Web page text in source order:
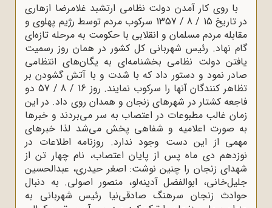
با روی کار آمدن دولت نظامی ارتشبد غلامرضا ازهاری
در تاریخ 15 / 8 / 1357 سرکوب مردم توسط رژیم پهلوی و
مقابله مردم مسلمان و انقلابی با حکومت به مرحله تازه‌ای
گام نهاد. رئیس شهربانی کل کشور در همان روز رسمیت
یافتن دولت نظامی بخشنامه‌ای به یگان‌های انتظامی
صادر نمود و دستور داد که با شدت و با آتش گشودن بر
تظاهر کنندگان آنها را سرکوب نمایند. روز 16 / 8 / 57 دو
فاجعه کشتار در شهرهاى زنجان و همدان روى داد. در این
زمان غالب مطبوعات در اعتصاب به سر می‌بردند و خبرها
به صورت اعلامیه و شفاهی پخش می‌شد لذا خبرهاى
مهمى از این دست وجود ندارد. روزنامه اطلاعات در
نوزدهم دى ماه پس از پایان اعتصاب، نام چهار تن از
شهداى زنجان را چنین نوشت: اصغر حیدرى، عبدالحسین
جلیل‌خانى، ابوالفضل آدینه‌لو، منصور اصولى. به دنبال
حوادث زنجان سرهنگ صادقى‌نیا رئیس شهربانى به